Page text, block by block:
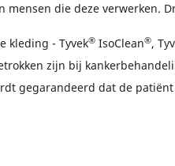
mensen die deze verwerken.
kleding - Tyvek®IsoClean®,
zijn bij
gegarandeerd dat de